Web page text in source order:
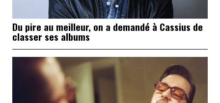
Du pire au meilleur, on a demandé à Cassius de
classer ses albums